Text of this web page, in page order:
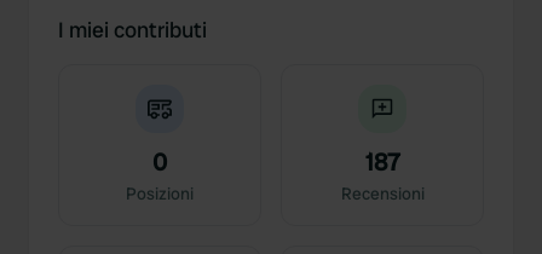
I miei contributi
0
Posizioni
187
Recensioni